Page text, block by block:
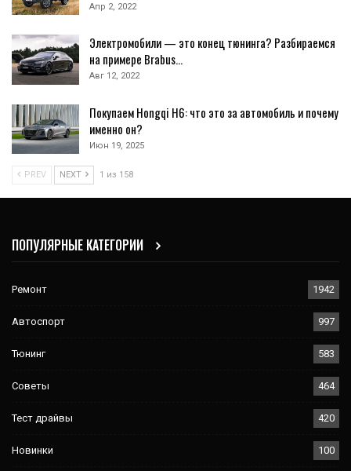
Апр 2, 2022
Электромобили — это конец тюнинга? Разбираемся
на примере Brabus…
Авг 12, 2022
Покупаем Hongqi H6: что это за автомобиль и почему
именно он?
Июн 19, 2025
PREV NEXT 1 из 158
ПОПУЛЯРНЫЕ КАТЕГОРИИ
Ремонт 1942
Автоспорт 997
Тюнинг 583
Советы 464
Тест драйвы 420
Новинки 100